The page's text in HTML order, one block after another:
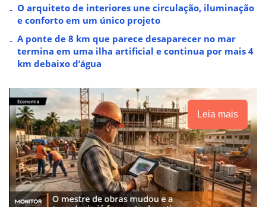
O arquiteto de interiores une circulação, iluminação
e conforto em um único projeto
A ponte de 8 km que parece desaparecer no mar
termina em uma ilha artificial e continua por mais 4
km debaixo d’água
Leia mais